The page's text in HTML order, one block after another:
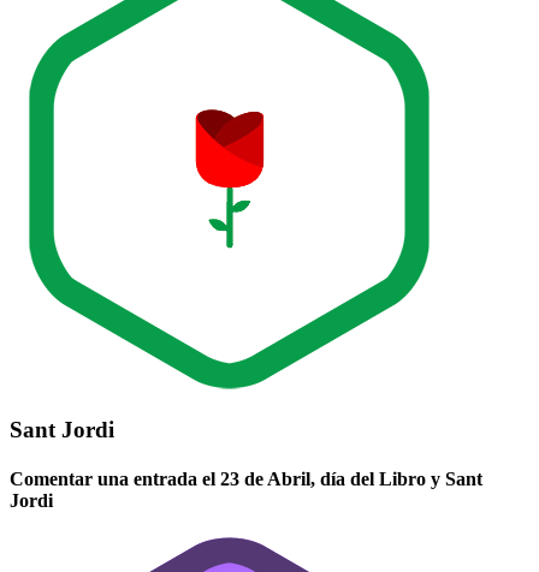
Sant Jordi
Comentar una entrada el 23 de Abril, día del Libro y Sant
Jordi